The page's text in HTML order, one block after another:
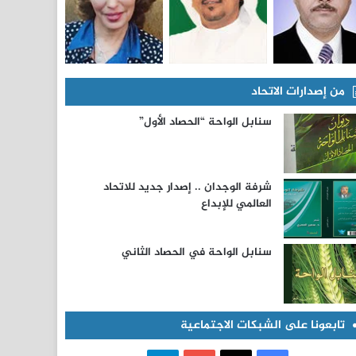
من إصدارات الاتحاد
سنابل الواحة “الحصاد الأول”
شرفة الوجدان .. إصدار جديد للاتحاد
العالمي للإبداع
سنابل الواحة في الحصاد الثاني
تابعونا على الشبكات الاجتماعية